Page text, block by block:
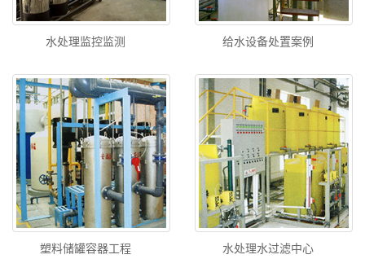
水处理监控监测 给水设备处置案例
塑料储罐容器工程 水处理水过滤中心